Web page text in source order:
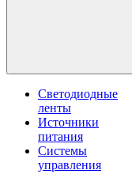
Светодиодные
ленты
Источники
питания
Системы
управления